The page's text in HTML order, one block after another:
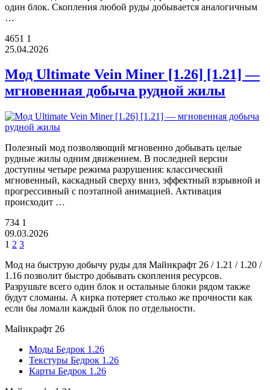
один блок. Скопления любой руды добывается аналогичным
…
4651 1
25.04.2026
Мод Ultimate Vein Miner [1.26] [1.21] —
мгновенная добыча рудной жилы
Полезный мод позволяющий мгновенно добывать целые
рудные жилы одним движением. В последней версии
доступны четыре режима разрушения: классический
мгновенный, каскадный сверху вниз, эффектный взрывной и
прогрессивный с поэтапной анимацией. Активация
происходит …
734 1
09.03.2026
1 2 3
Мод на быструю добычу руды для Майнкрафт 26 / 1.21 / 1.20 /
1.16 позволит быстро добывать скопления ресурсов.
Разрушьте всего один блок и остальные блоки рядом также
будут сломаны. А кирка потеряет столько же прочности как
если бы ломали каждый блок по отдельности.
Майнкрафт 26
Моды Бедрок 1.26
Текстуры Бедрок 1.26
Карты Бедрок 1.26